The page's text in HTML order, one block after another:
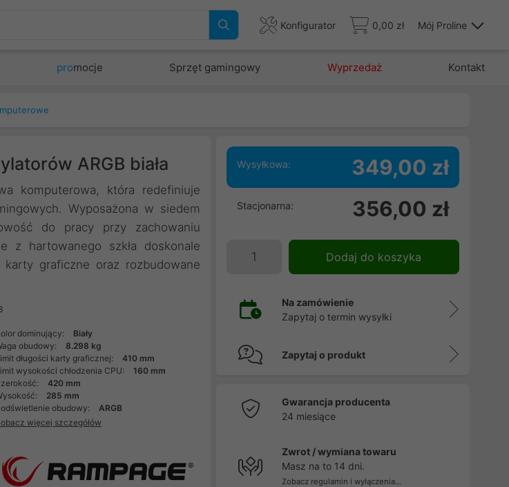
Konfigurator 0,00 zł Mój Proline
promocje Sprzęt gamingowy Wyprzedaż Kontakt
ARGB biała
komputerowa, która redefiniuje
Wyposażona w siedem
do pracy przy zachowaniu
z hartowanego szkła doskonale
karty graficzne oraz rozbudowane
dominujący:
Biały
obudowy:
8.298 kg
długości karty graficznej:
410 mm
wysokości chłodzenia CPU:
160 mm
420 mm
285 mm
obudowy:
ARGB
więcej szczegółów
Wysyłkowa: 349,00 zł
Stacjonarna: 356,00 zł
Dodaj do koszyka
Na zamówienie
Zapytaj o termin wysyłki
Zapytaj o produkt
Gwarancja producenta
24 miesiące
Zwrot / wymiana towaru
Masz na to 14 dni.
Zobacz regulamin i wyłączenia...